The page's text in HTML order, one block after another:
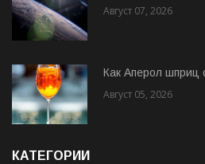
Август 07, 2026
Как Аперол шприц
Август 05, 2026
КАТЕГОРИИ